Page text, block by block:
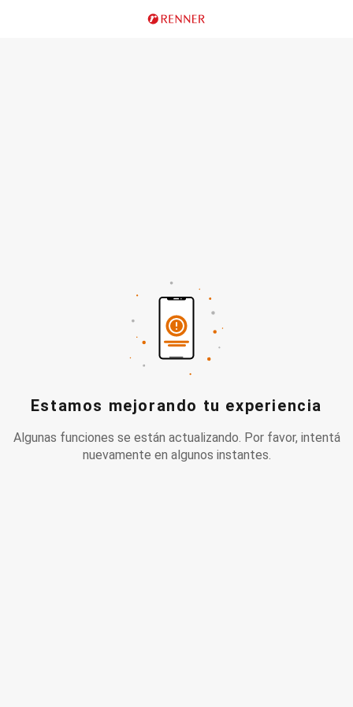
Estamos mejorando tu experiencia
Algunas funciones se están actualizando. Por favor, intentá
nuevamente en algunos instantes.